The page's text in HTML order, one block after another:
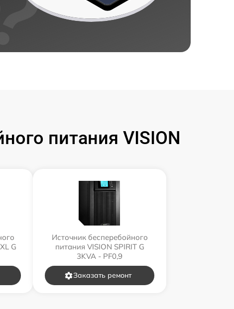
питания VISION
G
Источник бесперебойного
питания VISION SPIRIT G
3KVA - PF0,9
Заказать ремонт